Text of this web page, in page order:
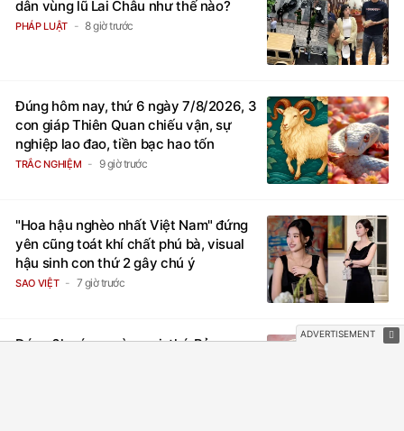
PHÁP LUẬT 8 giờ trước
con giáp Thiên Quan chiếu vận, sự
nghiệp lao đao, tiền bạc hao tốn
TRẮC NGHIỆM 9 giờ trước
yên cũng toát khí chất phú bà, visual
hậu sinh con thứ 2 gây chú ý
SAO VIỆT 7 giờ trước
8/8/2026, Thần Tài chỉ đích danh 3